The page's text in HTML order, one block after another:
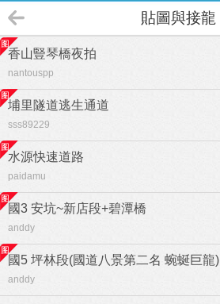
貼圖與接龍
香山豎琴橋夜拍
nantouspp
埔里隧道逃生通道
sss89229
水源快速道路
paidamu
國3 安坑~新店段+碧潭橋
anddy
國5 坪林段(國道八景第二名 蜿蜒巨龍)
anddy